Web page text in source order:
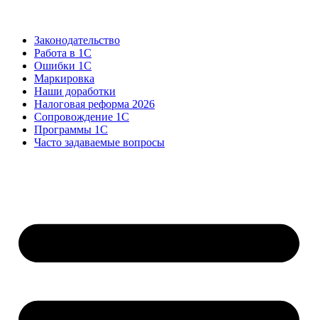
Законодательство
Работа в 1С
Ошибки 1С
Маркировка
Наши доработки
Налоговая реформа 2026
Сопровождение 1С
Программы 1С
Часто задаваемые вопросы